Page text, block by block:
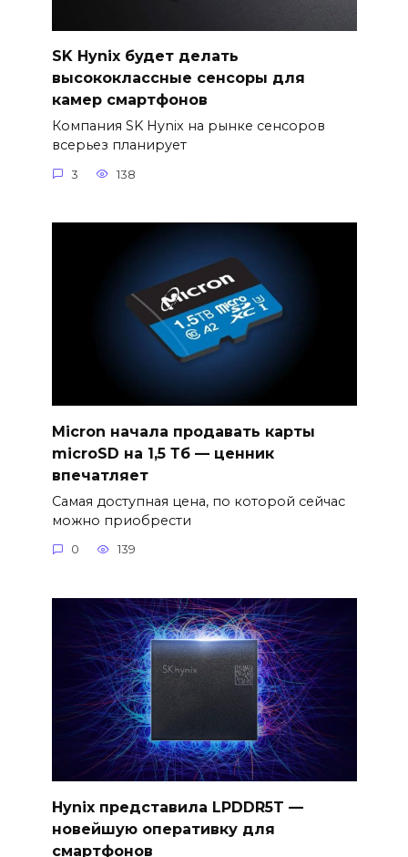
SK Hynix будет делать
высококлассные сенсоры для
камер смартфонов
Компания SK Hynix на рынке сенсоров
всерьез планирует
3 138
Micron начала продавать карты
microSD на 1,5 Тб — ценник
впечатляет
Самая доступная цена, по которой сейчас
можно приобрести
0 139
Hynix представила LPDDR5T —
новейшую оперативку для
смартфонов